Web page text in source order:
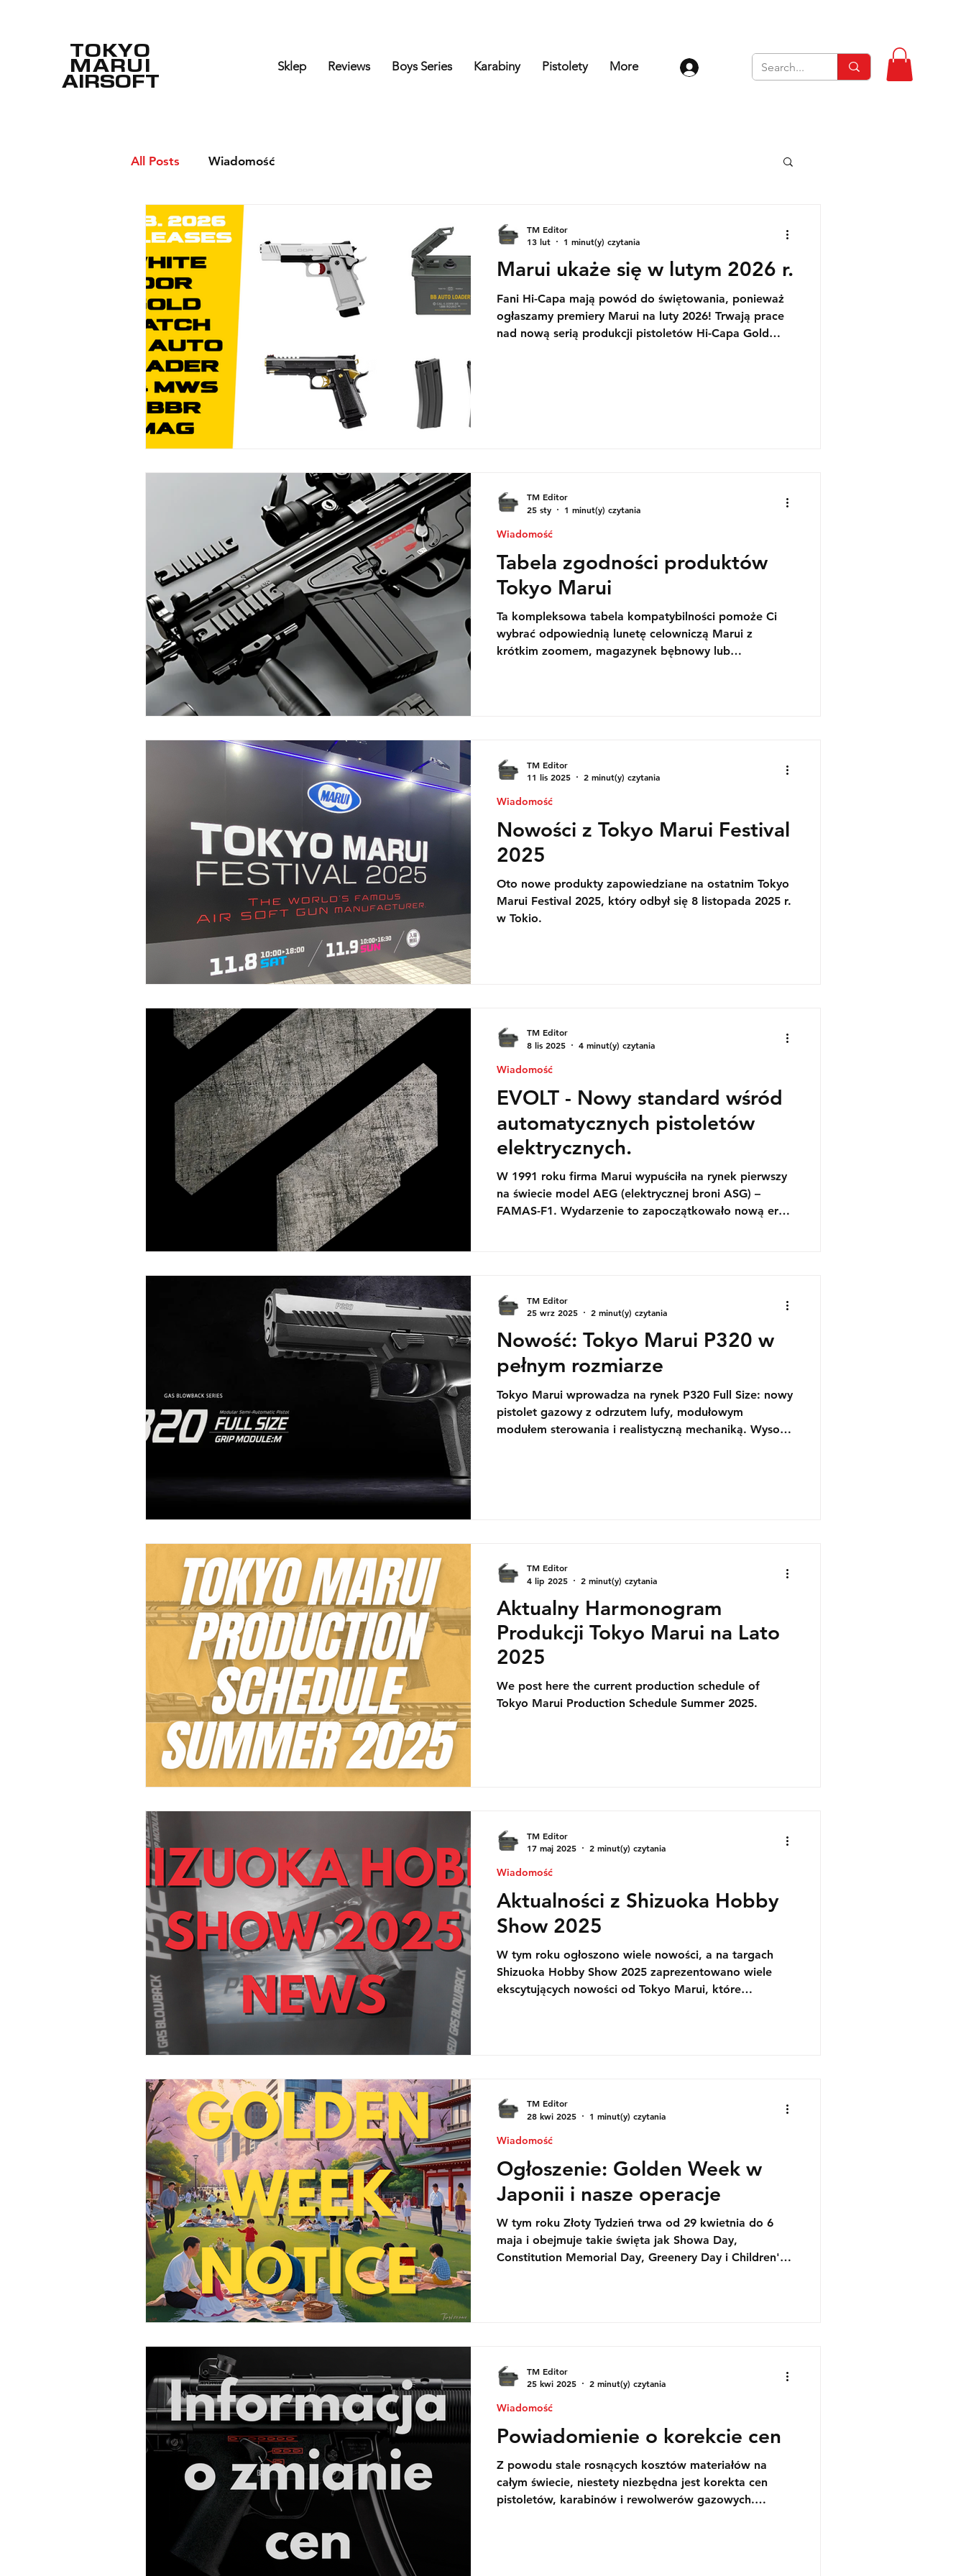
TOKYO
MARUI
AIRSOFT
Sklep Reviews Boys Series Karabiny Pistolety More Zaloguj się
All Posts Wiadomość
Marui ukaże się w lutym 2026 r.
Fani Hi-Capa mają powód do świętowania, ponieważ
ogłaszamy premiery Marui na luty 2026! Trwają prace
nad nową serią produkcji pistoletów Hi-Capa Gold
TM Editor
13 lut
1 minut(y) czytania
Tabela zgodności produktów
Tokyo Marui
Ta kompleksowa tabela kompatybilności pomoże Ci
wybrać odpowiednią lunetę celowniczą Marui z
krótkim zoomem, magazynek bębnowy lub
Wiadomość
TM Editor
25 sty
1 minut(y) czytania
Nowości z Tokyo Marui Festival
2025
Oto nowe produkty zapowiedziane na ostatnim Tokyo
Marui Festival 2025, który odbył się 8 listopada 2025 r.
w Tokio.
Wiadomość
TM Editor
11 lis 2025
2 minut(y) czytania
EVOLT - Nowy standard wśród
automatycznych pistoletów
elektrycznych.
W 1991 roku firma Marui wypuściła na rynek pierwszy
na świecie model AEG (elektrycznej broni ASG) –
FAMAS-F1. Wydarzenie to zapoczątkowało nową erę
Wiadomość
TM Editor
8 lis 2025
4 minut(y) czytania
Nowość: Tokyo Marui P320 w
pełnym rozmiarze
Tokyo Marui wprowadza na rynek P320 Full Size: nowy
pistolet gazowy z odrzutem lufy, modułowym
modułem sterowania i realistyczną mechaniką. Wysoka
TM Editor
25 wrz 2025
2 minut(y) czytania
Aktualny Harmonogram
Produkcji Tokyo Marui na Lato
2025
We post here the current production schedule of
Tokyo Marui Production Schedule Summer 2025.
TM Editor
4 lip 2025
2 minut(y) czytania
Aktualności z Shizuoka Hobby
Show 2025
W tym roku ogłoszono wiele nowości, a na targach
Shizuoka Hobby Show 2025 zaprezentowano wiele
ekscytujących nowości od Tokyo Marui, które
Wiadomość
TM Editor
17 maj 2025
2 minut(y) czytania
Ogłoszenie: Golden Week w
Japonii i nasze operacje
W tym roku Złoty Tydzień trwa od 29 kwietnia do 6
maja i obejmuje takie święta jak Showa Day,
Constitution Memorial Day, Greenery Day i Children's
Wiadomość
TM Editor
28 kwi 2025
1 minut(y) czytania
Powiadomienie o korekcie cen
Z powodu stale rosnących kosztów materiałów na
całym świecie, niestety niezbędna jest korekta cen
pistoletów, karabinów i rewolwerów gazowych.
Wiadomość
TM Editor
25 kwi 2025
2 minut(y) czytania